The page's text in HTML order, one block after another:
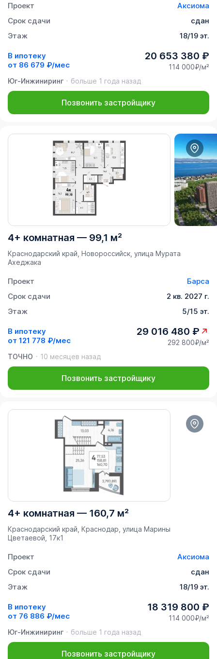
Проект
Аксиома
Срок сдачи
сдан
Этаж
18/19 эт.
В ипотеку
от 86 679 ₽/мес
20 653 380 ₽
114 000₽/м²
Юг-Инжиниринг
больше 1 года назад
Позвонить застройщику
4+ комнатная — 99,1 м²
Краснодарский край, Новороссийск, улица Мурата
Ахеджака
Проект
Барса
Срок сдачи
2 кв. 2027 г.
Этаж
5/15 эт.
В ипотеку
от 121 778 ₽/мес
29 016 480 ₽
292 800₽/м²
ТОЧНО
10 месяцев назад
Позвонить застройщику
4+ комнатная — 160,7 м²
Краснодарский край, Краснодар, улица Марины
Цветаевой, 17к1
Проект
Аксиома
Срок сдачи
сдан
Этаж
18/19 эт.
В ипотеку
от 76 886 ₽/мес
18 319 800 ₽
114 000₽/м²
Юг-Инжиниринг
больше 1 года назад
Позвонить застройщику